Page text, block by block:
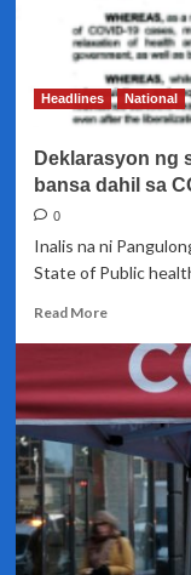
Headlines National
Deklarasyon ng
bansa dahil sa
0
Inalis na ni
State of Public
Read MoreRead
about
Deklarasyon
ng
state
of
public
health
emergency
sa
bansa